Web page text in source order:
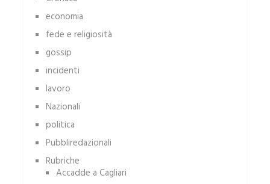
economia
fede e religiosità
gossip
incidenti
lavoro
Nazionali
politica
Pubbliredazionali
Rubriche
Accadde a Cagliari